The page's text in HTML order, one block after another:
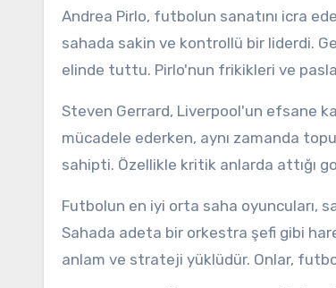
Andrea Pirlo, futbolun sanatını icra
sahada sakin ve kontrollü bir liderdi.
elinde tuttu. Pirlo'nun frikikleri ve
Steven Gerrard, Liverpool'un efsane
mücadele ederken, aynı zamanda
sahipti. Özellikle kritik anlarda attığı
Futbolun en iyi orta saha oyuncuları,
Sahada adeta bir orkestra şefi gibi
anlam ve strateji yüklüdür. Onlar,